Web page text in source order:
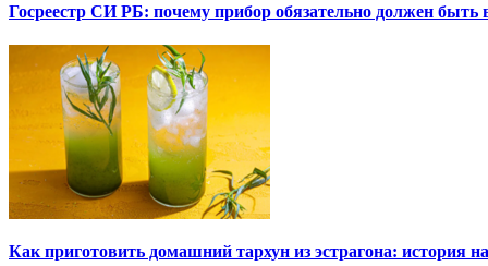
Госреестр СИ РБ: почему прибор обязательно должен быть
Как приготовить домашний тархун из эстрагона: история